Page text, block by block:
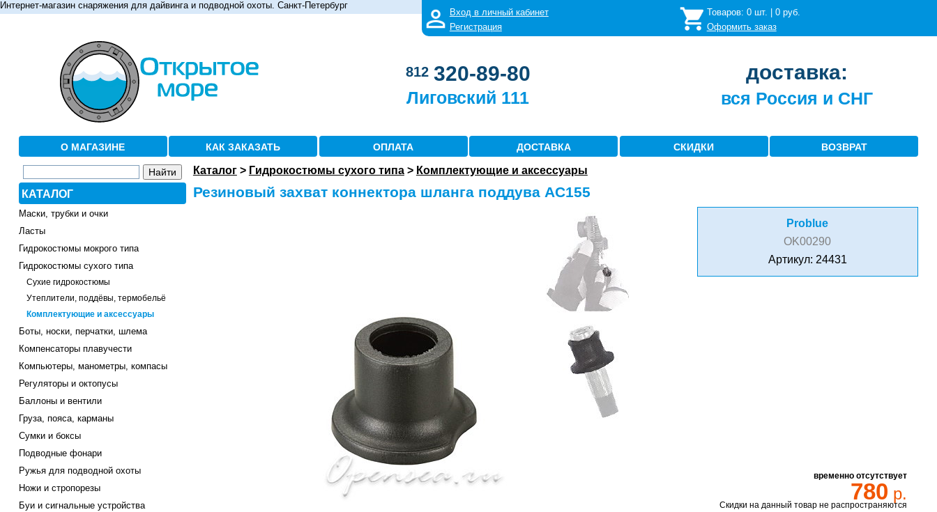
Интернет-магазин снаряжения для дайвинга и подводной охоты. Санкт-Петербург
Вход в личный кабинет
Регистрация
Товаров: 0шт. | 0руб.
Оформить заказ
812 320-89-80
Лиговский 111
доставка:
вся Россия и СНГ
О МАГАЗИНЕ КАК ЗАКАЗАТЬ ОПЛАТА ДОСТАВКА СКИДКИ ВОЗВРАТ
КАТАЛОГ
Маски, трубки и очки
Ласты
Гидрокостюмы мокрого типа
Гидрокостюмы сухого типа
Сухие гидрокостюмы
Утеплители, поддёвы, термобельё
Комплектующие и аксессуары
Боты, носки, перчатки, шлема
Компенсаторы плавучести
Компьютеры, манометры, компасы
Регуляторы и октопусы
Баллоны и вентили
Груза, пояса, карманы
Сумки и боксы
Подводные фонари
Ружья для подводной охоты
Ножи и стропорезы
Буи и сигнальные устройства
Каталог> Гидрокостюмы сухого типа> Комплектующие и аксессуары
Резиновый захват коннектора шланга поддува AC155
Problue
OK00290
Артикул: 24431
временно отсутствует
780 р.
Скидки на данный товар не распространяются